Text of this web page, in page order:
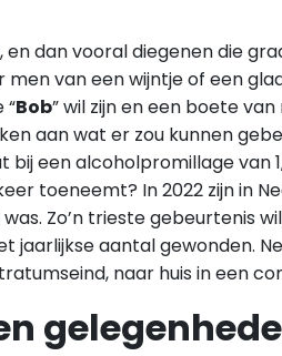
dan vooral diegenen die
men van een wijntje of een
“Bob” wil zijn en een boete
aan wat er zou kunnen
bij een alcoholpromillage
toeneemt? In 2022 zijn in
Zo’n trieste gebeurtenis
jaarlijkse aantal gewonden.
naar huis in een